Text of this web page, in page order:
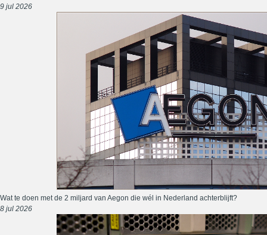
9 jul 2026
Wat te doen met de 2 miljard van Aegon die wél in Nederland achterblijft?
8 jul 2026